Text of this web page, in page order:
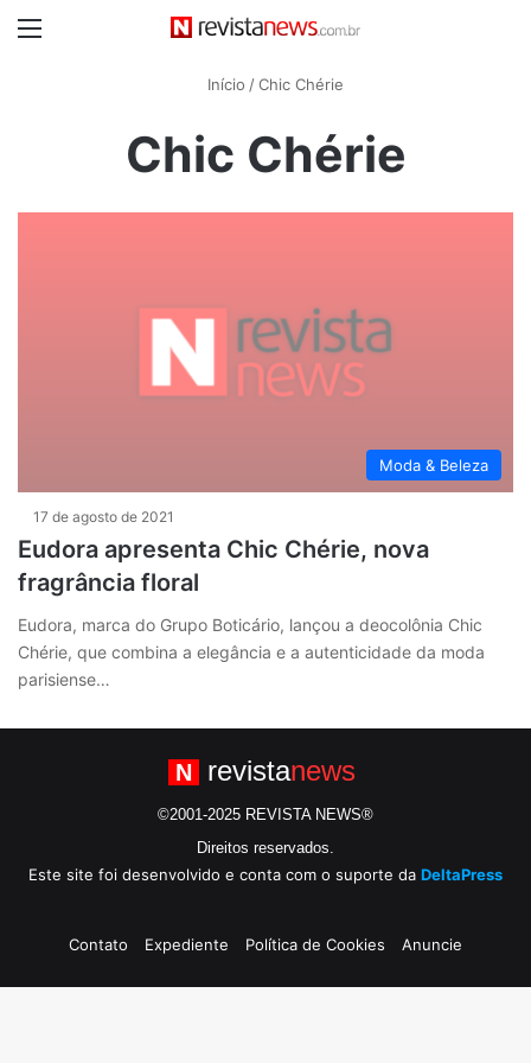
Início /Chic Chérie
Chic Chérie
Moda & Beleza
17 de agosto de 2021
Eudora apresenta Chic Chérie, nova
fragrância floral
Eudora, marca do Grupo Boticário, lançou a deocolônia Chic
Chérie, que combina a elegância e a autenticidade da moda
parisiense…
N revistanews
©2001-2025 REVISTA NEWS®
Direitos reservados.
Este site foi desenvolvido e conta com o suporte da DeltaPress
Contato Expediente Política de Cookies Anuncie